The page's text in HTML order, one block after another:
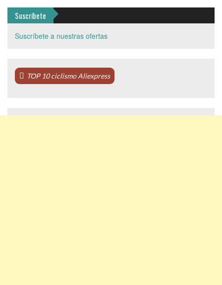
Suscríbete
Suscríbete a nuestras ofertas
TOP 10 ciclismo Aliexpress